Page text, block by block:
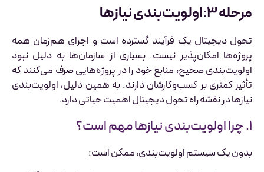
مرحله ۳: اولویت‌بندی نیازها
تحول دیجیتال یک فرآیند گسترده است و اجرای هم‌زمان همه
پروژه‌ها امکان‌پذیر نیست. بسیاری از سازمان‌ها به دلیل نبود
اولویت‌بندی صحیح، منابع خود را در پروژه‌هایی صرف می‌کنند که
تأثیر کمتری بر کسب‌وکارشان دارند. به همین دلیل، اولویت‌بندی
نیازها در نقشه راه تحول دیجیتال اهمیت حیاتی دارد.
۱. چرا اولویت‌بندی نیازها مهم است؟
بدون یک سیستم اولویت‌بندی، ممکن است: